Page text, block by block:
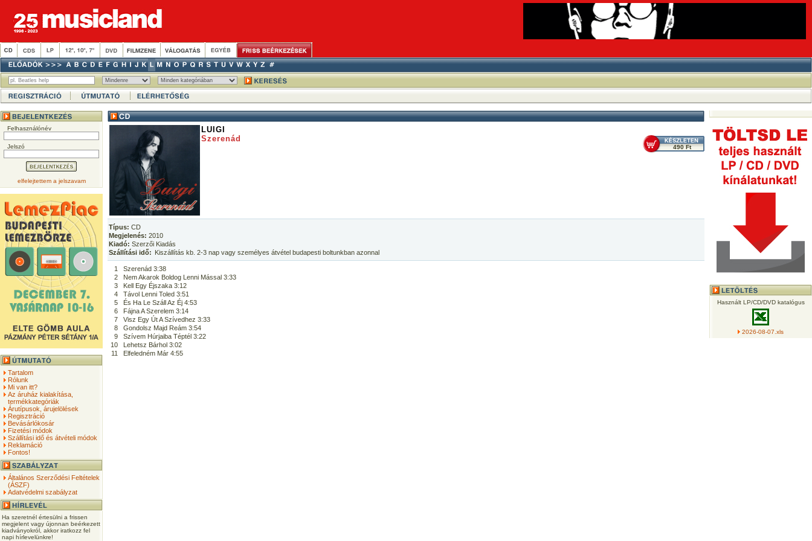
Felhasználónév
Jelszó
elfelejtettem a jelszavam
Tartalom
Rólunk
Mi van itt?
Az áruház kialakítása,
termékkategóriák
Árutípusok, árujelölések
Regisztráció
Bevásárlókosár
Fizetési módok
Szállítási idő és átvételi módok
Reklamáció
Fontos!
Általános Szerződési Feltételek
(ÁSZF)
Adatvédelmi szabályzat
Ha szeretnél értesülni a frissen
megjelent vagy újonnan beérkezett
kiadványokról, akkor iratkozz fel
napi hírlevelünkre!
LUIGI
Szerenád
490 Ft
Típus: CD
Megjelenés: 2010
Kiadó: Szerzői Kiadás
Szállítási idő: Kiszállítás kb. 2-3 nap vagy személyes átvétel budapesti boltunkban azonnal
1
Szerenád 3:38
2
Nem Akarok Boldog Lenni Mással 3:33
3
Kell Egy Éjszaka 3:12
4
Távol Lenni Toled 3:51
5
És Ha Le Száll Az Éj 4:53
6
Fájna A Szerelem 3:14
7
Visz Egy Út A Szívedhez 3:33
8
Gondolsz Majd Reám 3:54
9
Szívem Húrjaiba Téptél 3:22
10
Lehetsz Bárhol 3:02
11
Elfeledném Már 4:55
Használt LP/CD/DVD katalógus
2026-08-07.xls